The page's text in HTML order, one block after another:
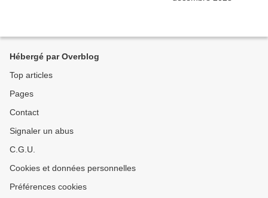
Hébergé par Overblog
Top articles
Pages
Contact
Signaler un abus
C.G.U.
Cookies et données personnelles
Préférences cookies